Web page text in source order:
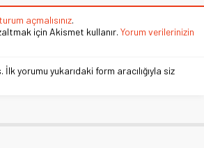
açmalısınız.
için Akismet kullanır. Yorum verilerinizin
İlk yorumu yukarıdaki form aracılığıyla siz